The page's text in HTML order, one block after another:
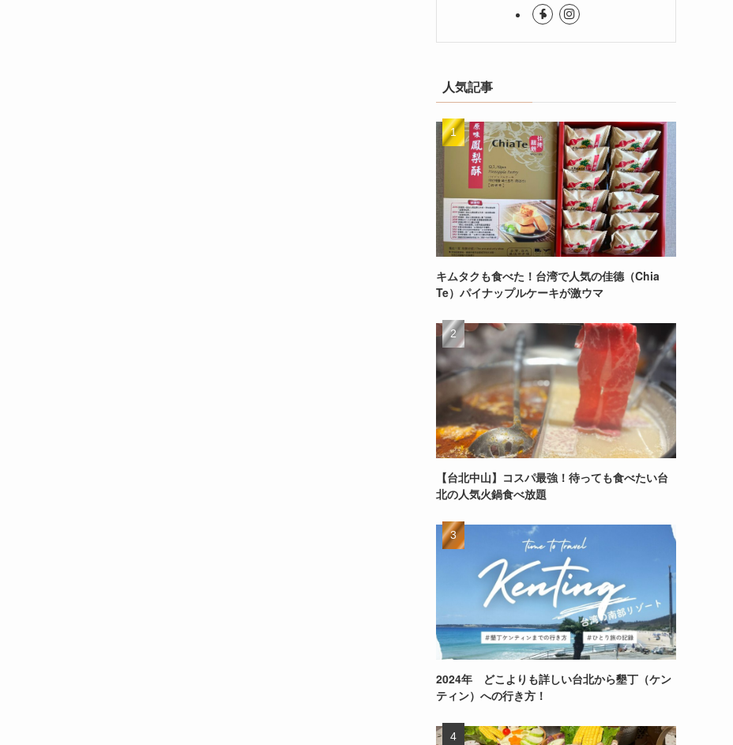
人気記事
キムタクも食べた！台湾で人気の佳德（Chia
Te）パイナップルケーキが激ウマ
【台北中山】コスパ最強！待っても食べたい台
北の人気火鍋食べ放題
2024年 どこよりも詳しい台北から墾丁（ケン
ティン）への行き方！